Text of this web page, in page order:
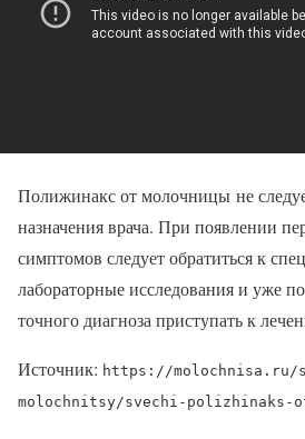
Полижинакс от молочницы не
назначения врача. При появлении
симптомов следует обратиться к
лабораторные исследования и уже
точного диагноза приступать к
Источник: https://molochnisa.ru/
molochnitsy/svechi-polizhinaks-